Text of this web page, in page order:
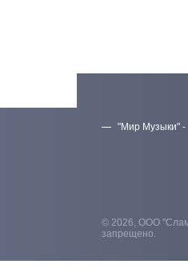
"Мир Музыки" -
© 2026, ООО
запрещено.